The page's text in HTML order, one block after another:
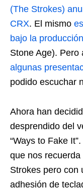
(The Strokes)
CRX. El mismo
bajo la
Stone Age). Pero
algunas
podido escuchar
Ahora han
desprendido del
“Ways to Fake
que nos
Strokes pero con
adhesión de